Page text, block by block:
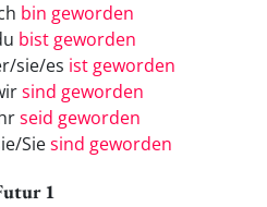
bin geworden
bist geworden
sie/es ist geworden
sind geworden
seid geworden
Siesind geworden
1